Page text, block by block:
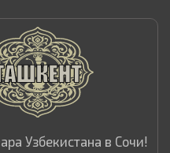
Узбекистана в Сочи!